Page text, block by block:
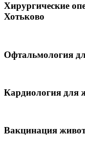
Хирургические
Хотьково
Офтальмология
Кардиология для
Вакцинация